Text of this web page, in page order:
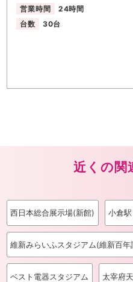
営業時間
24時間
台数
30台
近くの関
西日本総合展示場(新館) 小倉駅
維新みらいふスタジアム(維新百
ベスト電器スタジアム 太宰府